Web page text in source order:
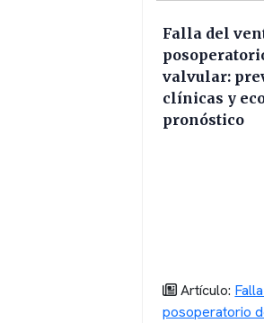
Falla del
valvular:
clínicas y
pronóstico
Artículo:
posoperatorio